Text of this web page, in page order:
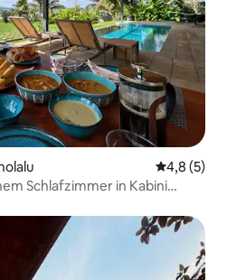
4,8 (5)
Schlafzimmer in Kabini